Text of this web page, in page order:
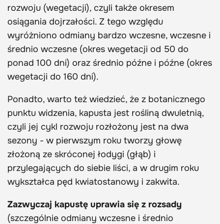
rozwoju (wegetacji), czyli także okresem
osiągania dojrzałości. Z tego względu
wyróżniono odmiany bardzo wczesne, wczesne i
średnio wczesne (okres wegetacji od 50 do
ponad 100 dni) oraz średnio późne i późne (okres
wegetacji do 160 dni).
Ponadto, warto też wiedzieć, że z botanicznego
punktu widzenia, kapusta jest rośliną dwuletnią,
czyli jej cykl rozwoju rozłożony jest na dwa
sezony - w pierwszym roku tworzy głowę
złożoną ze skróconej łodygi (głąb) i
przylegających do siebie liści, a w drugim roku
wykształca pęd kwiatostanowy i zakwita.
Zazwyczaj kapustę uprawia się z rozsady
(szczególnie odmiany wczesne i średnio